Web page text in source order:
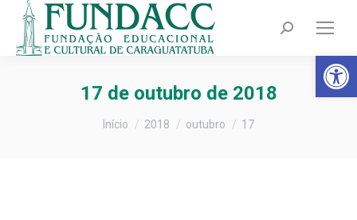
Barra de
Search:
17 de outubro de 2018
Você está aqui:
Início 2018 outubro 17